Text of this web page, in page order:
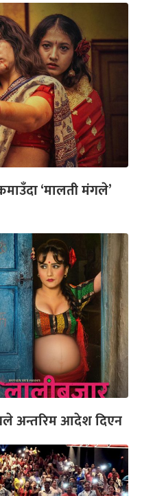
‘मालती मंगले’
अन्तरिम आदेश दिएन